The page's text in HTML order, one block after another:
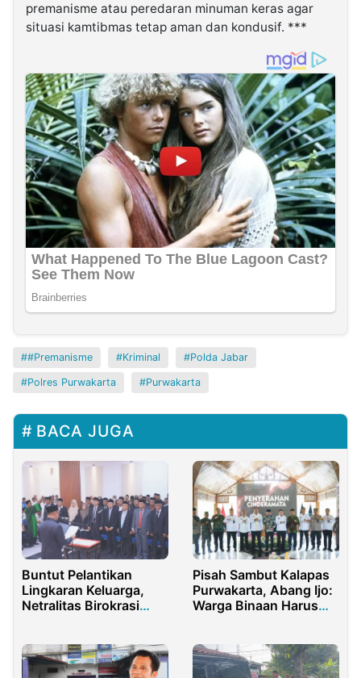
premanisme atau peredaran minuman keras agar
situasi kamtibmas tetap aman dan kondusif. ***
#Premanisme Kriminal Polda Jabar
Polres Purwakarta Purwakarta
BACA JUGA
Buntut Pelantikan
Lingkaran Keluarga,
Netralitas Birokrasi
Pisah Sambut Kalapas
Purwakarta, Abang Ijo:
Warga Binaan Harus